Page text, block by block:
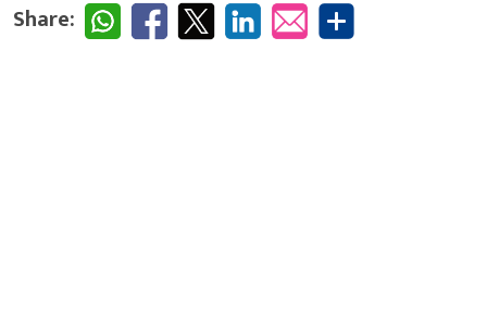
Share: